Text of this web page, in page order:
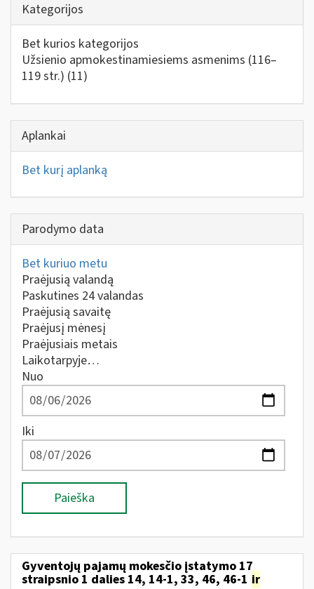
Kategorijos
Bet kurios kategorijos
Užsienio apmokestinamiesiems asmenims (116–
119 str.) (11)
Aplankai
Bet kurį aplanką
Parodymo data
Bet kuriuo metu
Praėjusią valandą
Paskutines 24 valandas
Praėjusią savaitę
Praėjusį mėnesį
Praėjusiais metais
Laikotarpyje…
Nuo
Iki
Paieška
Gyventojų pajamų mokesčio įstatymo 17
straipsnio 1 dalies 14, 14-1, 33, 46, 46-1 ir